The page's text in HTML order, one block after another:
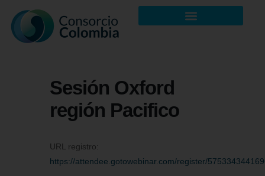
Sesión Oxford
región Pacifico
URL registro:
https://attendee.gotowebinar.com/register/